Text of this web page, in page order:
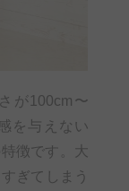
が100cm〜
を与えない
徴です。大
ぎてしまう